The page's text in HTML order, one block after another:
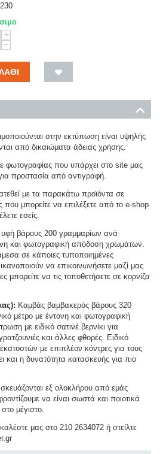
+
−
στην εκτύπωση είναι υψηλής
από δικαιώματα άδειας χρήσης.
φωτογραφίας που υπάρχει στο site μας
προστασία από αντιγραφή.
με τα παρακάτω προϊόντα σε
που μπορείτε να επιλέξετε από το e-shop
εσείς.
υφή βάρους 200 γραμμαρίων ανά
και φωτογραφική απόδοση χρωμάτων.
σε κάποιες τυποποιημένες
να επικοινωνήσετε μαζί μας
μπορείτε να τις τοποθετήσετε σε κορνίζα
Καμβάς βαμβακερός βάρους 320
μέτρο με έντονη και φωτογραφική
με ειδικό σατινέ βερνίκι για
και άλλες φθορές. Ειδικό
με επιπλέον κόντρες για τους
και η δυνατότητα κατασκευής για πιο
εξ ολοκλήρου από εμάς
να είναι σωστά και ποιοτικά
μέγιστο.
μας στο 210 2634072 ή στείλτε